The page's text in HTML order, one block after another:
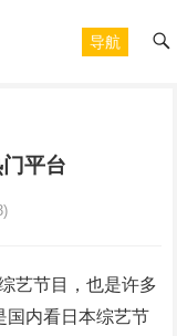
导航
平台
艺节目，也是许多
国内看日本综艺节